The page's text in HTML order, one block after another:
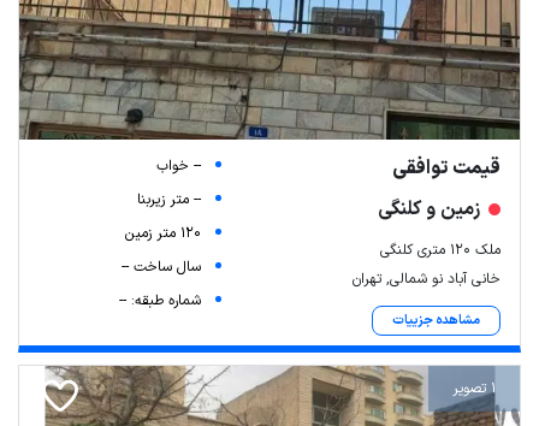
قیمت توافقی
زمین و کلنگی
ملک 120 متری کلنگی
خانی آباد نو شمالی, تهران
مشاهده جزییات
-- خواب
-- متر زیربنا
120 متر زمین
سال ساخت --
شماره طبقه: --
1 تصویر